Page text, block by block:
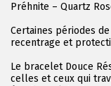
Préhnite – Quartz
Certaines périodes
recentrage et
Le bracelet Douce
celles et ceux qui